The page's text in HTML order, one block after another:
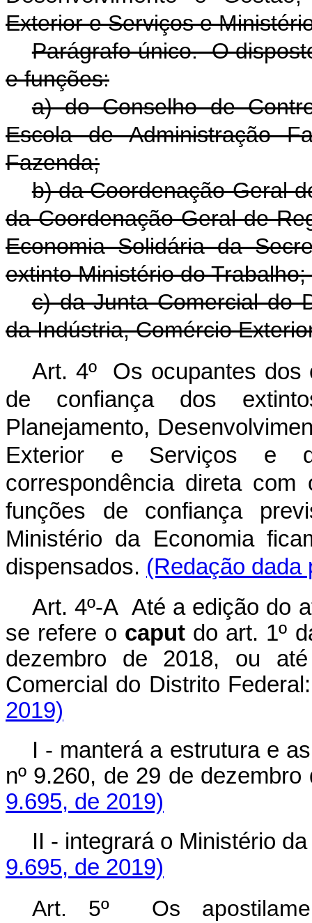
Exterior e Serviços e
Parágrafo único. O
e funções:
a) do Conselho de
Escola de Administração
Fazenda;
b) da Coordenação-Geral
da Coordenação-Geral de
Economia Solidária da
extinto Ministério do Trabalho;
c) da Junta Comercial do
da Indústria, Comércio
Art. 4º Os ocupantes dos
de confiança dos
Planejamento,
Exterior e Serviços e
correspondência direta
funções de confiança
Ministério da Economia
dispensados. (Redação dada
Art. 4º-A Até a edição do
se refere o caput do art. 1º
dezembro de 2018, ou
Comercial do Distrito
2019)
I - manterá a estrutura e
nº 9.260, de 29 de
9.695, de 2019)
II - integrará o Ministério
9.695, de 2019)
Art. 5º Os